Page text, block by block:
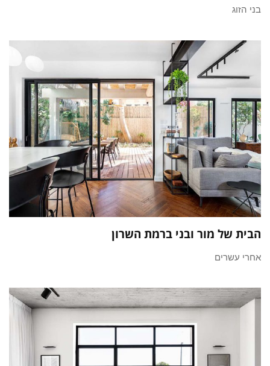
בני הזוג
הבית של מור ובני ברמת השרון
אחרי עשרים